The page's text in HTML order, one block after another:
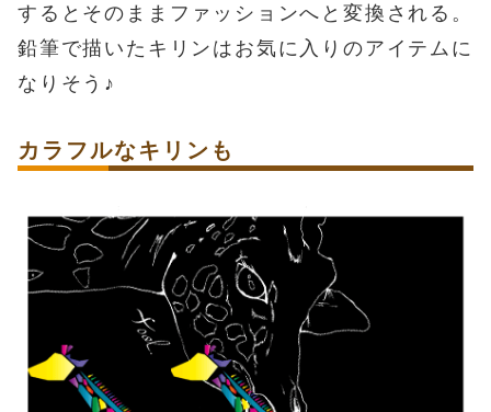
するとそのままファッションへと変換される。
鉛筆で描いたキリンはお気に入りのアイテムに
なりそう♪
カラフルなキリンも